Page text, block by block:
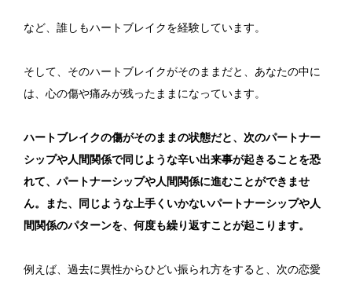
など、誰しもハートブレイクを経験しています。
そして、そのハートブレイクがそのままだと、あなたの中に
は、心の傷や痛みが残ったままになっています。
ハートブレイクの傷がそのままの状態だと、次のパートナー
シップや人間関係で同じような辛い出来事が起きることを恐
れて、パートナーシップや人間関係に進むことができませ
ん。また、同じような上手くいかないパートナーシップや人
間関係のパターンを、何度も繰り返すことが起こります。
例えば、過去に異性からひどい振られ方をすると、次の恋愛